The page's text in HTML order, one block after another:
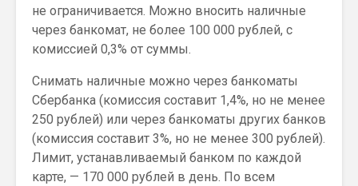
не ограничивается. Можно вносить наличные
через банкомат, не более 100 000 рублей, с
комиссией 0,3% от суммы.
Снимать наличные можно через банкоматы
Сбербанка (комиссия составит 1,4%, но не менее
250 рублей) или через банкоматы других банков
(комиссия составит 3%, но не менее 300 рублей).
Лимит, устанавливаемый банком по каждой
карте, — 170 000 рублей в день. По всем